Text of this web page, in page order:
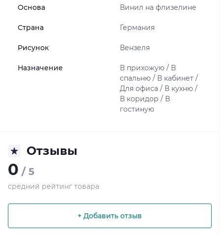
Основа Винил на флизелине
Страна Германия
Рисунок Вензеля
Назначение
В прихожую / В
спальню / В кабинет /
Для офиса / В кухню /
В коридор / В
гостиную
Отзывы
0 / 5
средний рейтинг товара
+ Добавить отзыв